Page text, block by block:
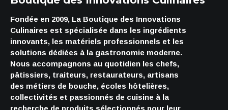
Fondée en 2009, La Boutique des Innovations
Culinaires est spécialisée dans les ingrédients
innovants, les matériels professionnels et les
solutions dédiées à la gastronomie moderne.
Nous accompagnons au quotidien les chefs,
pâtissiers, traiteurs, restaurateurs, artisans
des métiers de bouche, écoles hôtelières,
collectivités et passionnés de cuisine à la
recherche de produits sélectionnés pour leur